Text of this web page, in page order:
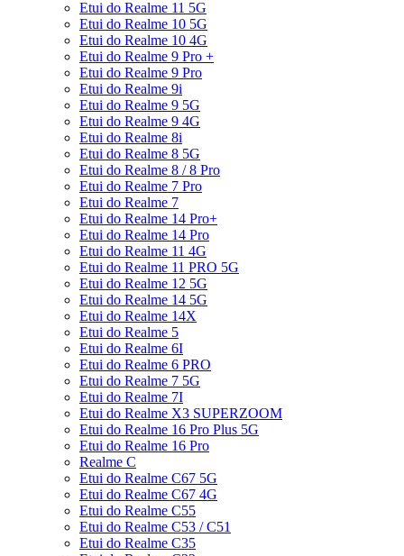
Etui do Realme 11 5G
Etui do Realme 10 5G
Etui do Realme 10 4G
Etui do Realme 9 Pro +
Etui do Realme 9 Pro
Etui do Realme 9i
Etui do Realme 9 5G
Etui do Realme 9 4G
Etui do Realme 8i
Etui do Realme 8 5G
Etui do Realme 8 / 8 Pro
Etui do Realme 7 Pro
Etui do Realme 7
Etui do Realme 14 Pro+
Etui do Realme 14 Pro
Etui do Realme 11 4G
Etui do Realme 11 PRO 5G
Etui do Realme 12 5G
Etui do Realme 14 5G
Etui do Realme 14X
Etui do Realme 5
Etui do Realme 6I
Etui do Realme 6 PRO
Etui do Realme 7 5G
Etui do Realme 7I
Etui do Realme X3 SUPERZOOM
Etui do Realme 16 Pro Plus 5G
Etui do Realme 16 Pro
Realme C
Etui do Realme C67 5G
Etui do Realme C67 4G
Etui do Realme C55
Etui do Realme C53 / C51
Etui do Realme C35